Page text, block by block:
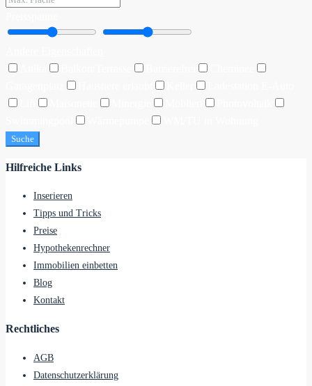
Suche
Hilfreiche Links
Inserieren
Tipps und Tricks
Preise
Hypothekenrechner
Immobilien einbetten
Blog
Kontakt
Rechtliches
AGB
Datenschutzerklärung